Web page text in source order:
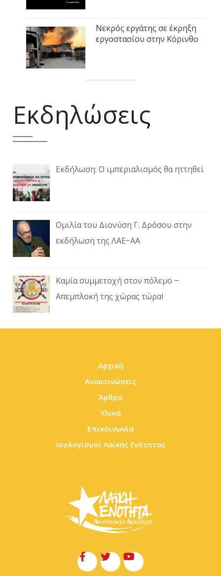
Νεκρός εργάτης σε έκρηξη
εργοστασίου στην Κόρινθο
Εκδηλώσεις
Εκδήλωση: Ο ιμπεριαλισμός θα ηττηθεί
Ομιλία του Διονύση Γ. Δρόσου στην
εκδήλωση της ΛΑΕ-ΑΑ
Καμία συμμετοχή στον πόλεμο –
Απεμπλοκή της χώρας τώρα!
Αρχική
Ανακοινώσεις
Άρθρα
Υλικά
Επικοινωνία
Ισολογισμοί Λαϊκής Ενότητας